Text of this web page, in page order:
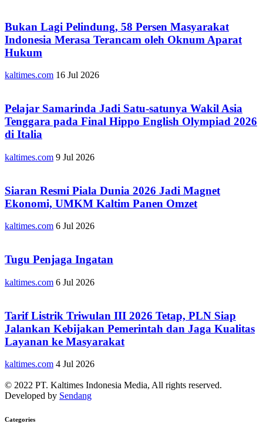
Bukan Lagi Pelindung, 58 Persen Masyarakat
Indonesia Merasa Terancam oleh Oknum Aparat
Hukum
kaltimes.com 16 Jul 2026
Pelajar Samarinda Jadi Satu-satunya Wakil Asia
Tenggara pada Final Hippo English Olympiad 2026
di Italia
kaltimes.com 9 Jul 2026
Siaran Resmi Piala Dunia 2026 Jadi Magnet
Ekonomi, UMKM Kaltim Panen Omzet
kaltimes.com 6 Jul 2026
Tugu Penjaga Ingatan
kaltimes.com 6 Jul 2026
Tarif Listrik Triwulan III 2026 Tetap, PLN Siap
Jalankan Kebijakan Pemerintah dan Jaga Kualitas
Layanan ke Masyarakat
kaltimes.com 4 Jul 2026
© 2022 PT. Kaltimes Indonesia Media, All rights reserved.
Developed by Sendang
Categories